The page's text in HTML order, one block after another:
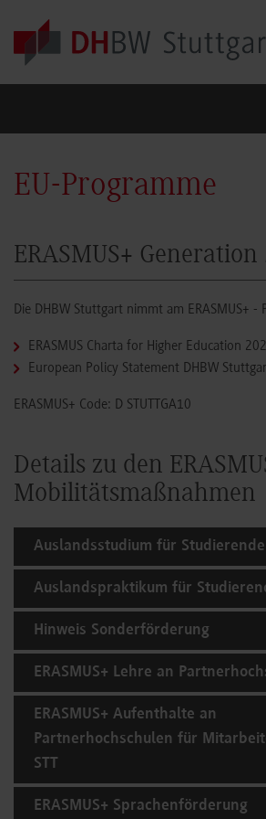
Skip to main content
EU-Programme
ERASMUS+ Generation
Die DHBW Stuttgart nimmt am ERASMUS+ -
ERASMUS Charta for Higher Education
European Policy Statement DHBW
ERASMUS+ Code: D STUTTGA10
Details zu den
Mobilitätsmaßnahmen
Auslandsstudium für Studierende
Auslandspraktikum für
Hinweis Sonderförderung
ERASMUS+ Lehre an
ERASMUS+ Aufenthalte an
Partnerhochschulen für
STT
ERASMUS+ Sprachenförderung